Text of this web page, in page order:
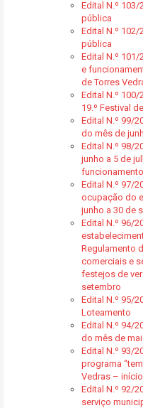
Edital N.º
pública
Edital N.º
pública
Edital N.º
e
de Torres
Edital N.º
19.º Festival
Edital N.º 99/
do mês de
Edital N.º 98/
junho a 5 de
Edital N.º 97/
ocupação do
junho a 30 de
Edital N.º 96/
Regulamento
comerciais e
festejos de
setembro
Edital N.º 95/
Loteamento
Edital N.º 94/
do mês de
Edital N.º 93/
programa
Vedras –
Edital N.º 92/
serviço